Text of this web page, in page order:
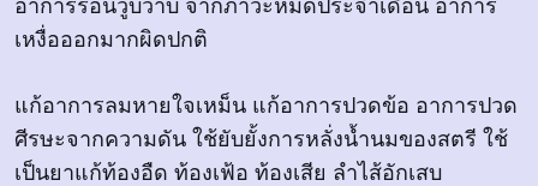
อาการร้อนวูบวาบ จากภาวะหมดประจำเดือน อาการ
เหงื่อออกมากผิดปกติ
แก้อาการลมหายใจเหม็น แก้อาการปวดข้อ อาการปวด
ศีรษะจากความดัน ใช้ยับยั้งการหลั่งน้ำนมของสตรี ใช้
เป็นยาแก้ท้องอืด ท้องเฟ้อ ท้องเสีย ลำไส้อักเสบ